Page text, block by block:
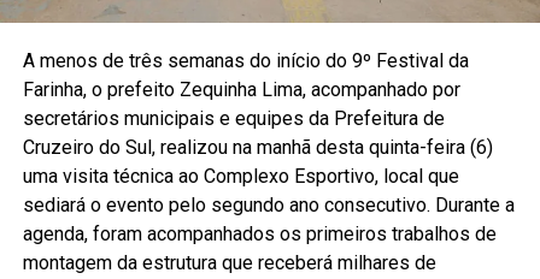
A menos de três semanas do início do 9º Festival da
Farinha, o prefeito Zequinha Lima, acompanhado por
secretários municipais e equipes da Prefeitura de
Cruzeiro do Sul, realizou na manhã desta quinta-feira (6)
uma visita técnica ao Complexo Esportivo, local que
sediará o evento pelo segundo ano consecutivo. Durante a
agenda, foram acompanhados os primeiros trabalhos de
montagem da estrutura que receberá milhares de